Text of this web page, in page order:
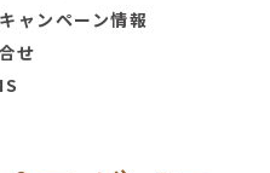
ャンペーン情報
せ